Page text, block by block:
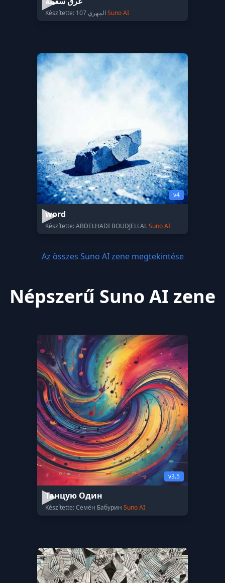
Suno AI
v4
word
Készítette: ABDELHADI BOUDJELLALSuno AI
Az összes Suno AI zene megtekintése
Népszerű Suno AI zene
v3.5
Танцую Один
Készítette: Семён Бабурин Suno AI